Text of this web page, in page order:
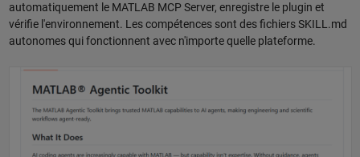
automatiquement le MATLAB MCP Server, enregistre le plugin et
vérifie l'environnement. Les compétences sont des fichiers SKILL.md
autonomes qui fonctionnent avec n'importe quelle plateforme.